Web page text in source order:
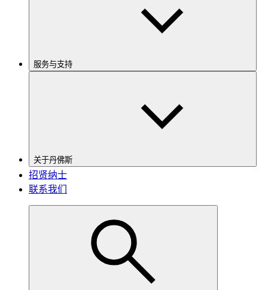
服务与支持
关于丹佛斯
招贤纳士
联系我们